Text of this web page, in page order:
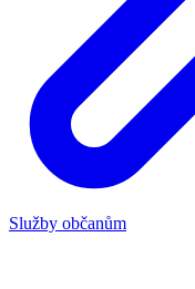
Služby občanům